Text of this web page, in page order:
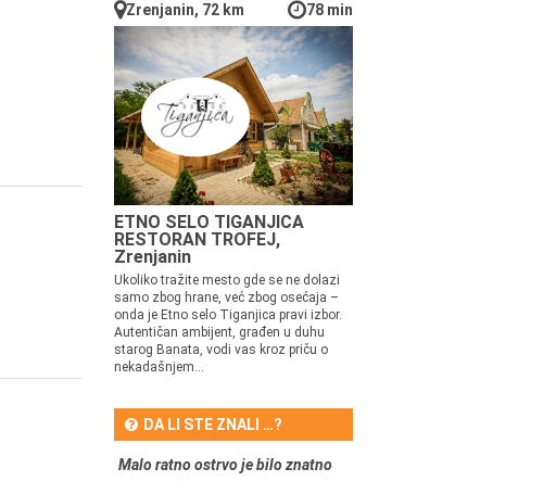
Zrenjanin, 72 km 78 min
ETNO SELO TIGANJICA
RESTORAN TROFEJ,
Zrenjanin
Ukoliko tražite mesto gde se ne dolazi
samo zbog hrane, već zbog osećaja –
onda je Etno selo Tiganjica pravi izbor.
Autentičan ambijent, građen u duhu
starog Banata, vodi vas kroz priču o
nekadašnjem...
DA LI STE ZNALI …?
Malo ratno ostrvo je bilo znatno